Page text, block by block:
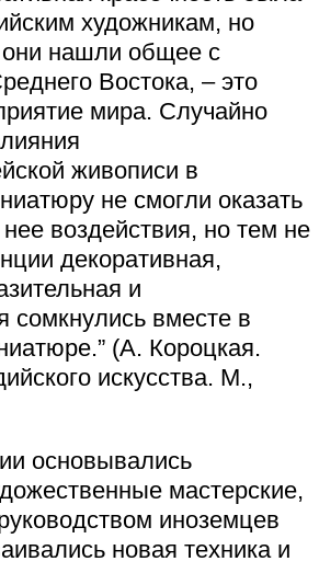
художникам, но
они нашли общее с
Востока, – это
мира. Случайно
живописи в
не смогли оказать
воздействия, но тем не
декоративная,
и
сомкнулись вместе в
(А. Короцкая.
искусства. М.,
основывались
мастерские,
иноземцев
новая техника и